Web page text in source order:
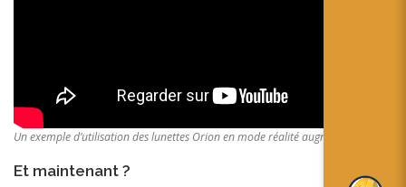
Un exemple d’utilisation des lunettes Orion en mode réalité augmentée
Et maintenant ?